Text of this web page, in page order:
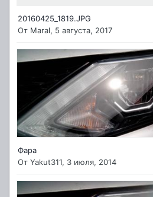
20160425_1819.JPG
От Maral, 5 августа, 2017
Фара
От Yakut311, 3 июля, 2014